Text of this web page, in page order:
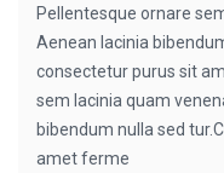
Pellentesque ornare
Aenean lacinia
consectetur purus sit
sem lacinia quam
bibendum nulla sed
amet ferme